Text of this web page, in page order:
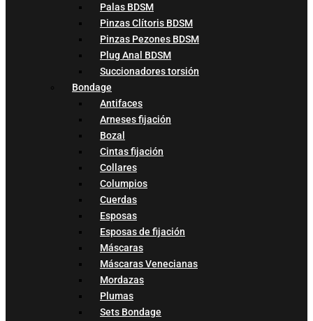
Palas BDSM
Pinzas Clítoris BDSM
Pinzas Pezones BDSM
Plug Anal BDSM
Succionadores torsión
Bondage
Antifaces
Arneses fijación
Bozal
Cintas fijación
Collares
Columpios
Cuerdas
Esposas
Esposas de fijación
Máscaras
Máscaras Venecianas
Mordazas
Plumas
Sets Bondage